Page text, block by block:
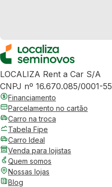
LOCALIZA Rent a Car S/A
CNPJ nº 16.670.085/0001-55
Financiamento
Parcelamento no cartão
Carro na troca
Tabela Fipe
Carro Ideal
Venda para lojistas
Quem somos
Nossas lojas
Blog